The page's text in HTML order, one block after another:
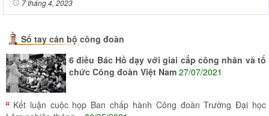
7 tháng 4, 2023
Sổ tay cán bộ công đoàn
6 điều Bác Hồ dạy với giai cấp công nhân và tổ
chức Công đoàn Việt Nam 27/07/2021
Kết luận cuộc họp Ban chấp hành Công đoàn Trường Đại học